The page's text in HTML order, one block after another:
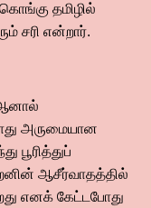
தமிழில்
சரி என்றார்.
ஆனால்
அருமையான
பூரித்துப்
ஆசீர்வாதத்தில்
எனக் கேட்டபோது